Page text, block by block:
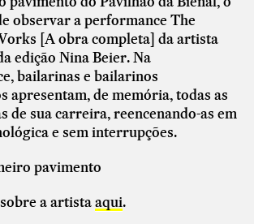
observar a performance The
[A obra completa] da artista
edição Nina Beier. Na
bailarinas e bailarinos
apresentam, de memória, todas as
de sua carreira, reencenando-as em
e sem interrupções.
pavimento
a artistaaqui.